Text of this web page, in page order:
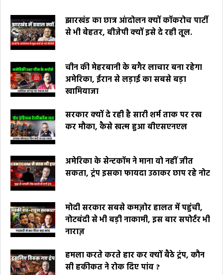
झारखंड का छात्र आंदोलन क्यों कॉकरोच पार्टी
से भी बेहतर, बीजेपी क्यों इसे दे रही तूल.
चीन की मेहरबानी के बगैर लाचार बना रहेगा
अमेरिका, ईरान से लड़ाई का सबसे बड़ा
खामियाजा
सरकार क्यों दे रही है सारी शर्म ताक पर रख
कर मौका, कैसे खत्म हुआ बीएसएनएल
अमेरिका के सेन्टकॉम ने माना वो नहीं जीत
सकता, ट्रंप इसका फायदा उठाकर छाप रहे नोट
मोदी सरकार सबसे कमज़ोर हालत में पहुंची,
नोटबंदी से भी बड़ी नाकामी, इस बार सपोर्टर भी
नाराज़
हमला करते करते हार कर क्यों बैठे ट्रंप, कौन
सी हकीकत ने रोक दिए पांव ?